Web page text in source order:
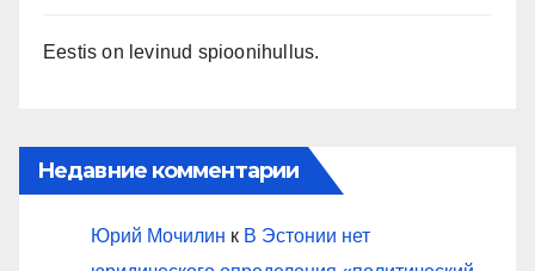
Eestis on levinud spioonihullus.
Недавние комментарии
Юрий Мочилин к В Эстонии нет